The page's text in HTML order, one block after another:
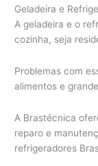
Geladeira e
A geladeira e o
cozinha, seja
Problemas com
alimentos e
A Brastécnica
reparo e
refrigeradores